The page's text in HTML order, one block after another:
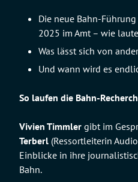
Die neue Bahn-
2025 im Amt – wie
Was lässt sich von
Und wann wird es
So laufen die Bahn-
Vivien Timmler gibt im
Terberl (Ressortleiterin
Einblicke in ihre
Bahn.